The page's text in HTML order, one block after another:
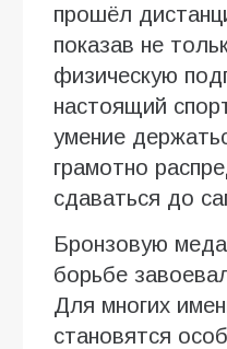
прошёл
показав не
физическую
настоящий
умение
грамотно
сдаваться до
Бронзовую
борьбе
Для многих
становятся